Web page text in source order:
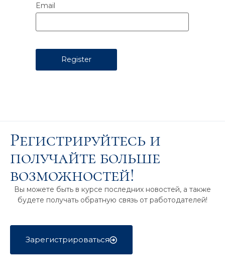
Email
Регистрируйтесь и
получайте больше
возможностей!
Вы можете быть в курсе последних новостей, а также
будете получать обратную связь от работодателей!
Зарегистрироваться